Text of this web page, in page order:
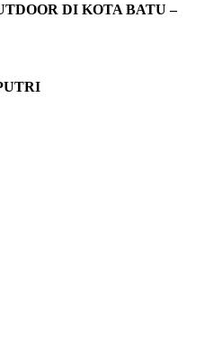
DI KOTA BATU –